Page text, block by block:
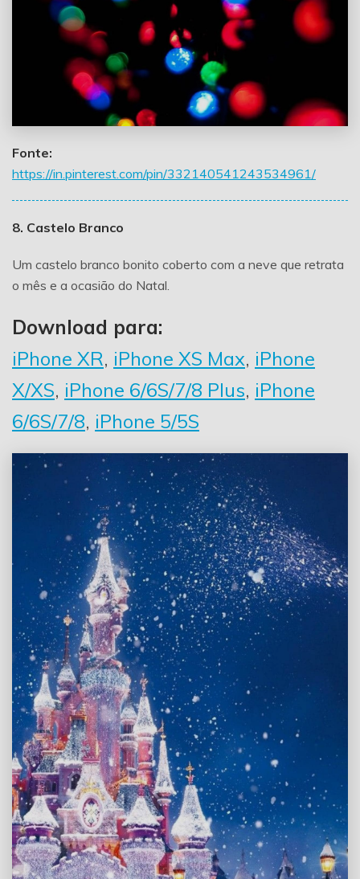
Fonte:
https://in.pinterest.com/pin/332140541243534961/
8. Castelo Branco
Um castelo branco bonito coberto com a neve que retrata
o mês e a ocasião do Natal.
Download para:
iPhone XR, iPhone XS Max, iPhone
X/XS, iPhone 6/6S/7/8 Plus, iPhone
6/6S/7/8, iPhone 5/5S
Repairit - Reparação com IA
Recupere fotos corrompidas
Abrir